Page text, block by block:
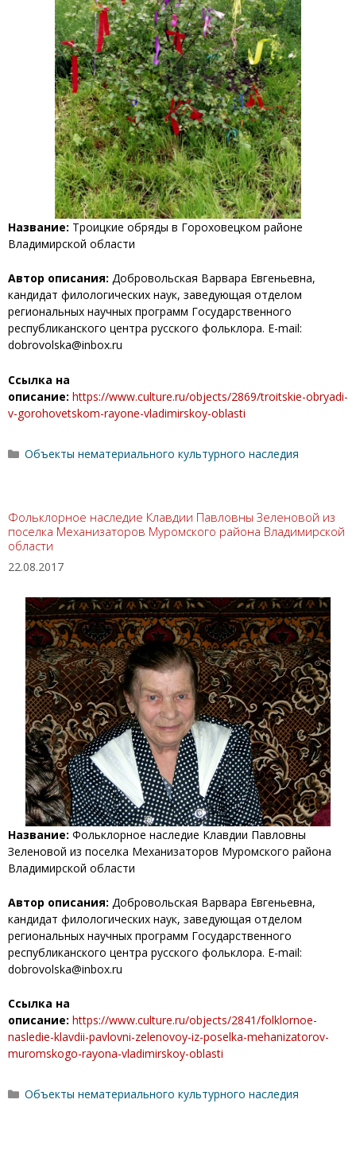
Название: Троицкие обряды в Гороховецком районе
Владимирской области
Автор описания: Добровольская Варвара Евгеньевна,
кандидат филологических наук, заведующая отделом
региональных научных программ Государственного
республиканского центра русского фольклора. E-mail:
dobrovolska@inbox.ru
Ссылка на
описание: https://www.culture.ru/objects/2869/troitskie-obryadi-
v-gorohovetskom-rayone-vladimirskoy-oblasti
Рубрики
Объекты нематериального культурного наследия
Фольклорное наследие Клавдии Павловны Зеленовой из
поселка Механизаторов Муромского района Владимирской
области
22.08.2017
Название: Фольклорное наследие Клавдии Павловны
Зеленовой из поселка Механизаторов Муромского района
Владимирской области
Автор описания: Добровольская Варвара Евгеньевна,
кандидат филологических наук, заведующая отделом
региональных научных программ Государственного
республиканского центра русского фольклора. E-mail:
dobrovolska@inbox.ru
Ссылка на
описание: https://www.culture.ru/objects/2841/folklornoe-
nasledie-klavdii-pavlovni-zelenovoy-iz-poselka-mehanizatorov-
muromskogo-rayona-vladimirskoy-oblasti
Рубрики
Объекты нематериального культурного наследия